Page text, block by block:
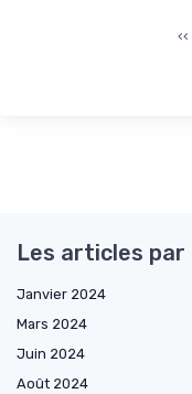
‹‹
Les articles par
Janvier 2024
Mars 2024
Juin 2024
Août 2024